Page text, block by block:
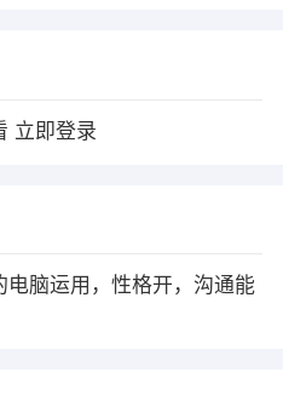
立即登录
脑运用，性格开，沟通能